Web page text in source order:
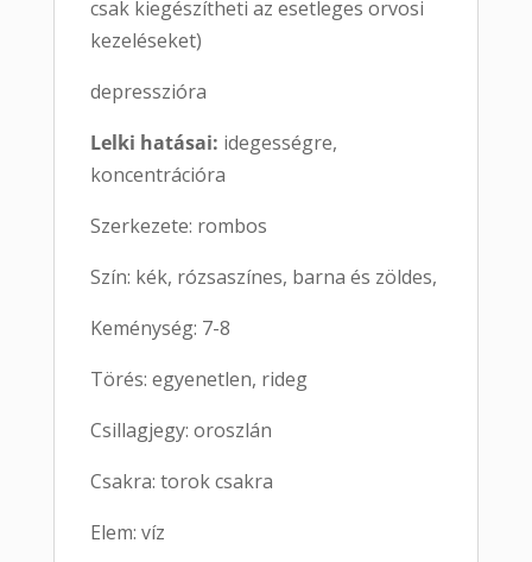
csak kiegészítheti az esetleges orvosi
kezeléseket)
depresszióra
Lelki hatásai: idegességre,
koncentrációra
Szerkezete: rombos
Szín: kék, rózsaszínes, barna és zöldes,
Keménység: 7-8
Törés: egyenetlen, rideg
Csillagjegy: oroszlán
Csakra: torok csakra
Elem: víz